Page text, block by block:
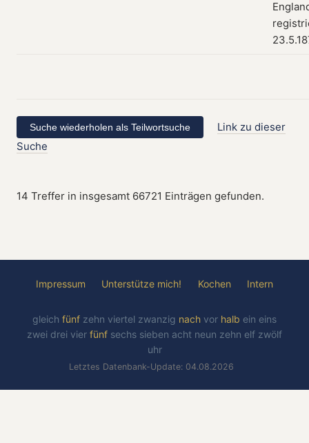
Link zu dieser
Suche
14 Treffer in insgesamt 66721 Einträgen gefunden.
Impressum Unterstütze mich! Kochen Intern
gleich fünf zehn viertel zwanzig nach vor halb ein eins
zwei drei vier fünf sechs sieben acht neun zehn elf zwölf
uhr
Letztes Datenbank-Update: 04.08.2026